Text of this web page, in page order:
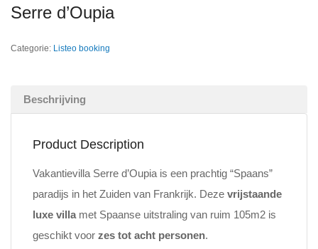
Serre d’Oupia
Categorie: Listeo booking
Beschrijving
Product Description
Vakantievilla Serre d’Oupia is een prachtig “Spaans”
paradijs in het Zuiden van Frankrijk. Deze vrijstaande
luxe villa met Spaanse uitstraling van ruim 105m2 is
geschikt voor zes tot acht personen.